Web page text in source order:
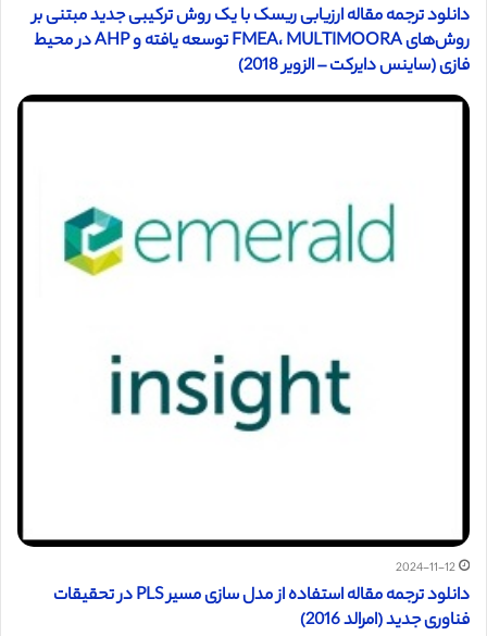
دانلود ترجمه مقاله ارزیابی ریسک با یک روش ترکیبی جدید مبتنی بر
روش‌های FMEA، MULTIMOORA توسعه یافته و AHP در محیط
فازی (ساینس دایرکت – الزویر 2018)
2024-11-12
دانلود ترجمه مقاله استفاده از مدل سازی مسیر PLS در تحقیقات
فناوری جدید (امرالد 2016)